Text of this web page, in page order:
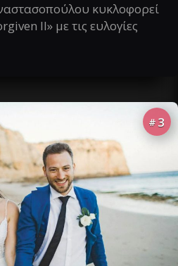
κυκλοφορεί
II» με τις ευλογίες
# 3